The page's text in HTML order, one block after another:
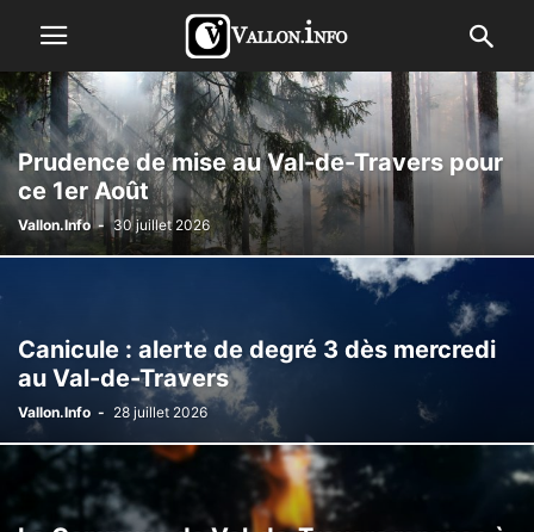
Prudence de mise au Val-de-Travers pour
ce 1er Août
Vallon.Info - 30 juillet 2026
Canicule : alerte de degré 3 dès mercredi
au Val-de-Travers
Vallon.Info - 28 juillet 2026